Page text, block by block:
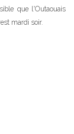
que l'Outaouais
mardi soir.